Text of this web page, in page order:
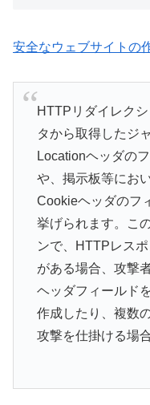
安全なウェブサイトの
HTTPリダイレク
タから取得したジ
Locationヘッダの
や、掲示板等にお
Cookieヘッダのフ
挙げられます。こ
ンで、HTTPレス
がある場合、攻撃
ヘッダフィールド
作成したり、複数
攻撃を仕掛ける場